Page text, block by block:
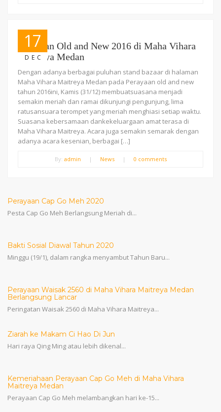
17
DEC
Perayaan Old and New 2016 di Maha Vihara
Maitreya Medan
Dengan adanya berbagai puluhan stand bazaar di halaman
Maha Vihara Maitreya Medan pada Perayaan old and new
tahun 2016ini, Kamis (31/12) membuatsuasana menjadi
semakin meriah dan ramai dikunjungi pengunjung, lima
ratusansuara terompet yang meriah menghiasi setiap waktu.
Suasana kebersamaan dankekeluargaan amat terasa di
Maha Vihara Maitreya. Acara juga semakin semarak dengan
adanya acara kesenian, berbagai […]
By: admin | News | 0 comments
Perayaan Cap Go Meh 2020
Pesta Cap Go Meh Berlangsung Meriah di...
Bakti Sosial Diawal Tahun 2020
Minggu (19/1), dalam rangka menyambut Tahun Baru...
Perayaan Waisak 2560 di Maha Vihara Maitreya Medan
Berlangsung Lancar
Peringatan Waisak 2560 di Maha Vihara Maitreya...
Ziarah ke Makam Ci Hao Di Jun
Hari raya Qing Ming atau lebih dikenal...
Kemeriahaan Perayaan Cap Go Meh di Maha Vihara
Maitreya Medan
Perayaan Cap Go Meh melambangkan hari ke-15...